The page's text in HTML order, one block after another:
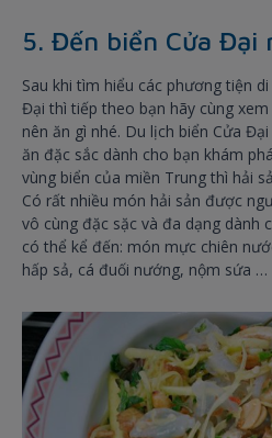
5. Đến biển Cửa Đại
Sau khi tìm hiểu các phương tiện
Đại thì tiếp theo bạn hãy cùng
nên ăn gì nhé. Du lịch biển Cửa
ăn đặc sắc dành cho bạn khám
vùng biển của miền Trung thì hải
Có rất nhiều món hải sản được
vô cùng đặc sặc và đa dạng dành
có thể kể đến: món mực chiên
hấp sả, cá đuối nướng, nộm sứa …